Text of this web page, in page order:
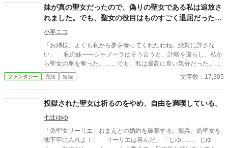
「約束」という名の「契約」を破っておいてタダで済むとでも？
他サイトにも公開中
妹が真の聖女だったので、偽りの聖女である私は追放さ
れました。でも、聖女の役目はものすごく退屈だったの
で、最高に嬉しいです【完結】
小平ニコ
「お姉様、よくも私から夢を奪ってくれたわね。絶対に許さな
い」 私の妹――シャノーラはそう言うと、計略を巡らし、私か
ら聖女の座を奪った。……でも、私は最高に良い気分だった。だ
って私、もともと聖女なんかになりたくなかったから。 退職金
を貰い、大喜びで国を出た私は、『真の聖女』として国を守る立
て、一日の休みもなく国を守るのがどれだけ大変なことか、ちゃ
いなかった。 聖女として役目を果たしていくのが、とてつもな
く困難な道であることを……
ファンタジー 完結 短編 文字数：17,305
投獄された聖女は祈るのをやめ、自由を満喫している。
七辻ゆゆ
「偽聖女リーリエ、おまえとの婚約を破棄する。衛兵、偽聖女を
地下牢に入れよ！」 リーリエは喜んだ。 「じゆ……、じゆ